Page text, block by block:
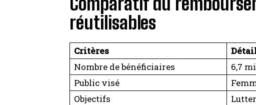
réutilisables
Critères
Nombre de bénéficiaires
6,7
Public visé
Objectifs